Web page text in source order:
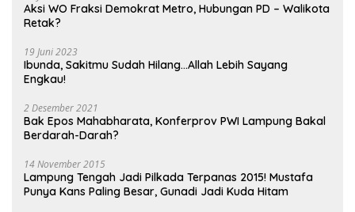
Aksi WO Fraksi Demokrat Metro, Hubungan PD – Walikota
Retak?
19 Juni 2023
Ibunda, Sakitmu Sudah Hilang…Allah Lebih Sayang
Engkau!
2 Desember 2021
Bak Epos Mahabharata, Konferprov PWI Lampung Bakal
Berdarah-Darah?
14 November 2015
Lampung Tengah Jadi Pilkada Terpanas 2015! Mustafa
Punya Kans Paling Besar, Gunadi Jadi Kuda Hitam